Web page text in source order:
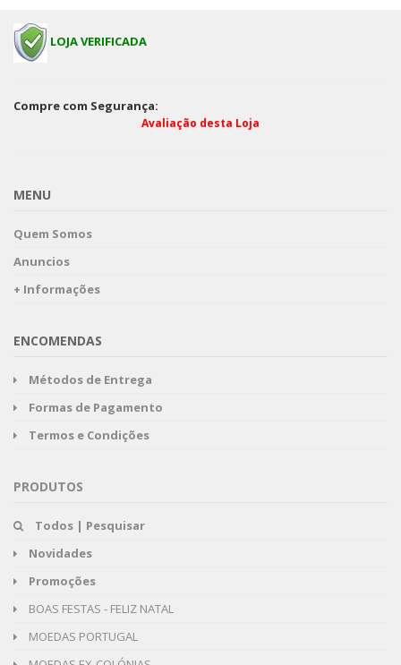
LOJA VERIFICADA
Compre com Segurança:
Avaliação desta Loja
MENU
Quem Somos
Anuncios
+ Informações
ENCOMENDAS
Métodos de Entrega
Formas de Pagamento
Termos e Condições
PRODUTOS
Todos | Pesquisar
Novidades
Promoções
BOAS FESTAS - FELIZ NATAL
MOEDAS PORTUGAL